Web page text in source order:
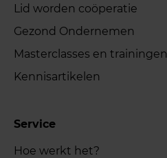
Lid worden coöperatie
Gezond Ondernemen
Masterclasses en trainingen
Kennisartikelen
Service
Hoe werkt het?